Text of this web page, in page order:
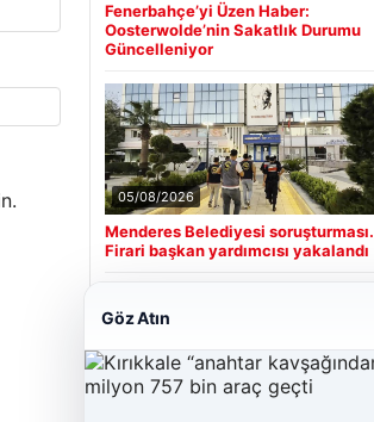
Fenerbahçe’yi Üzen Haber:
Oosterwolde’nin Sakatlık Durumu
Güncelleniyor
05/08/2026
Menderes Belediyesi soruşturması.
Firari başkan yardımcısı yakalandı
Son Eklenen Firmalar
Cengiz Sigorta
Göz Atın